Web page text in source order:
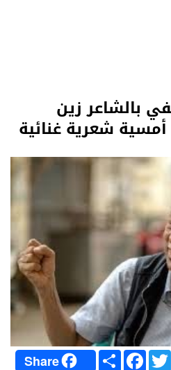
بالشاعر زين
شعرية غنائية
Share S
h
F
a
T
w